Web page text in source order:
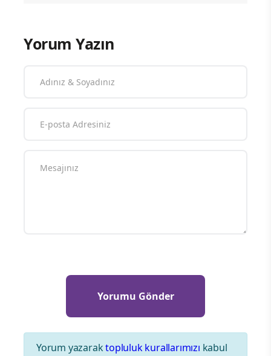
Yorum Yazın
Yorum yazaraktopluluk kurallarımızı kabul